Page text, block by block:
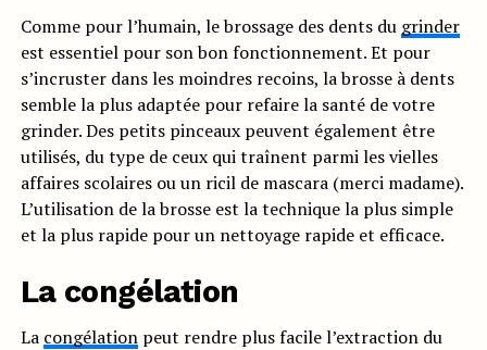
Comme pour l’humain, le brossage des dents du grinder
est essentiel pour son bon fonctionnement. Et pour
s’incruster dans les moindres recoins, la brosse à dents
semble la plus adaptée pour refaire la santé de votre
grinder. Des petits pinceaux peuvent également être
utilisés, du type de ceux qui traînent parmi les vielles
affaires scolaires ou un ricil de mascara (merci madame).
L’utilisation de la brosse est la technique la plus simple
et la plus rapide pour un nettoyage rapide et efficace.
La congélation
La congélationpeut rendre plus facile l’extraction du